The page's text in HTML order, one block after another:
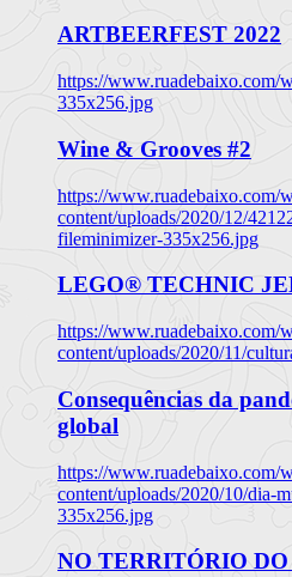
ARTBEERFEST 2022
https://www.ruadebaixo.com/
335x256.jpg
Wine & Grooves #2
https://www.ruadebaixo.com/
content/uploads/2020/12/
fileminimizer-335x256.jpg
LEGO® TECHNIC
https://www.ruadebaixo.com/
content/uploads/2020/11/
Consequências da
global
https://www.ruadebaixo.com/
content/uploads/2020/10/dia-
335x256.jpg
NO TERRITÓRIO